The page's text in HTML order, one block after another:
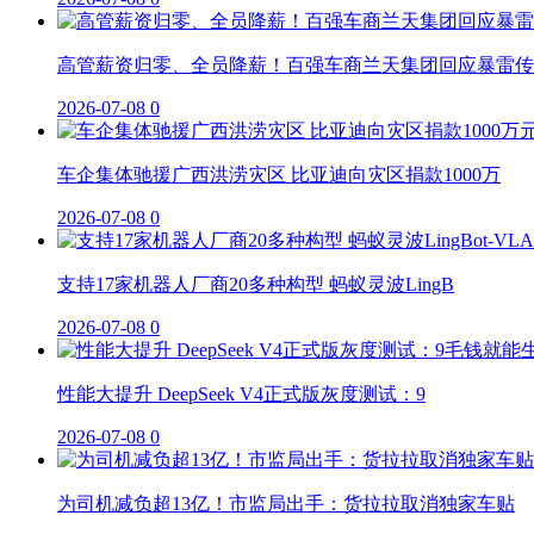
高管薪资归零、全员降薪！百强车商兰天集团回应暴雷
2026-07-08 0
车企集体驰援广西洪涝灾区 比亚迪向灾区捐款1000万
2026-07-08 0
支持17家机器人厂商20多种构型 蚂蚁灵波LingB
2026-07-08 0
性能大提升 DeepSeek V4正式版灰度测试：9
2026-07-08 0
为司机减负超13亿！市监局出手：货拉拉取消独家车贴